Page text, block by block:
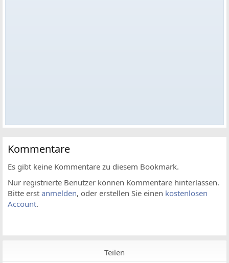
Kommentare
Es gibt keine Kommentare zu diesem Bookmark.
Nur registrierte Benutzer können Kommentare hinterlassen.
Bitte erst anmelden, oder erstellen Sie einen kostenlosen
Account.
Teilen